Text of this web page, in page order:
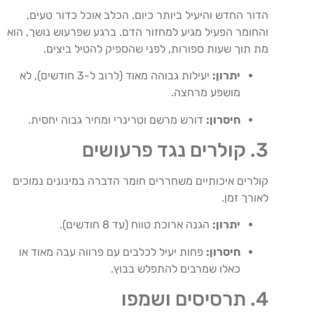
הדור החדש והיעיל ביותר כיום. הכלב אוכל כדור טעים,
והחומר הפעיל מגיע למחזור הדם. ברגע שפרעוש נושך, הוא
מת תוך שעות ספורות, לפני שהספיק להטיל ביצים.
יתרון:
יעילות גבוהה מאוד (לרוב ל-3 חודשים), לא
מושפע מרחצה.
חיסרון: דורש מרשם וטרינרי ומחיר גבוה יחסית.
3. קולרים נגד פרעושים
קולרים איכותיים משחררים חומר הדברה במינונים נמוכים
לאורך זמן.
יתרון: הגנה ארוכת טווח (עד 8 חודשים).
חיסרון: פחות יעיל לכלבים עם פרווה עבה מאוד או
כאלו שמרבים להתפלש בבוץ.
4. תרסיסים ושמפו